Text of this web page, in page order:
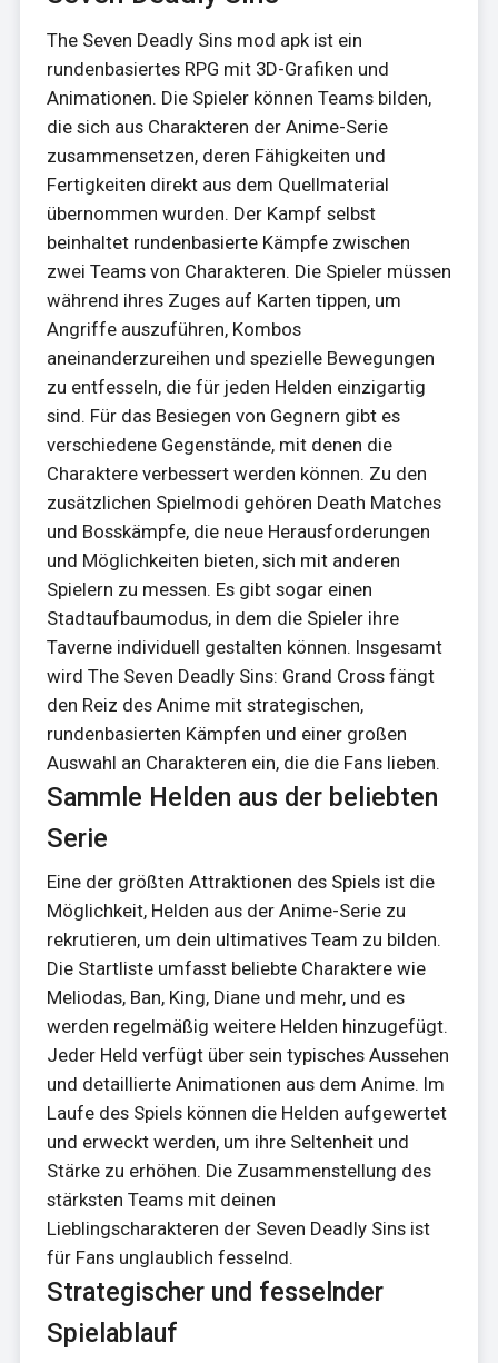
The Seven Deadly Sins mod apk ist ein
rundenbasiertes RPG mit 3D-Grafiken und
Animationen. Die Spieler können Teams bilden,
die sich aus Charakteren der Anime-Serie
zusammensetzen, deren Fähigkeiten und
Fertigkeiten direkt aus dem Quellmaterial
übernommen wurden. Der Kampf selbst
beinhaltet rundenbasierte Kämpfe zwischen
zwei Teams von Charakteren. Die Spieler müssen
während ihres Zuges auf Karten tippen, um
Angriffe auszuführen, Kombos
aneinanderzureihen und spezielle Bewegungen
zu entfesseln, die für jeden Helden einzigartig
sind. Für das Besiegen von Gegnern gibt es
verschiedene Gegenstände, mit denen die
Charaktere verbessert werden können. Zu den
zusätzlichen Spielmodi gehören Death Matches
und Bosskämpfe, die neue Herausforderungen
und Möglichkeiten bieten, sich mit anderen
Spielern zu messen. Es gibt sogar einen
Stadtaufbaumodus, in dem die Spieler ihre
Taverne individuell gestalten können. Insgesamt
wird The Seven Deadly Sins: Grand Cross fängt
den Reiz des Anime mit strategischen,
rundenbasierten Kämpfen und einer großen
Auswahl an Charakteren ein, die die Fans lieben.
Sammle Helden aus der beliebten
Serie
Eine der größten Attraktionen des Spiels ist die
Möglichkeit, Helden aus der Anime-Serie zu
rekrutieren, um dein ultimatives Team zu bilden.
Die Startliste umfasst beliebte Charaktere wie
Meliodas, Ban, King, Diane und mehr, und es
werden regelmäßig weitere Helden hinzugefügt.
Jeder Held verfügt über sein typisches Aussehen
und detaillierte Animationen aus dem Anime. Im
Laufe des Spiels können die Helden aufgewertet
und erweckt werden, um ihre Seltenheit und
Stärke zu erhöhen. Die Zusammenstellung des
stärksten Teams mit deinen
Lieblingscharakteren der Seven Deadly Sins ist
für Fans unglaublich fesselnd.
Strategischer und fesselnder
Spielablauf